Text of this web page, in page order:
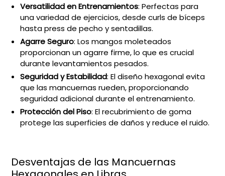
Versatilidad en Entrenamientos: Perfectas para
una variedad de ejercicios, desde curls de bíceps
hasta press de pecho y sentadillas.
Agarre Seguro: Los mangos moleteados
proporcionan un agarre firme, lo que es crucial
durante levantamientos pesados.
Seguridad y Estabilidad: El diseño hexagonal evita
que las mancuernas rueden, proporcionando
seguridad adicional durante el entrenamiento.
Protección del Piso: El recubrimiento de goma
protege las superficies de daños y reduce el ruido.
Desventajas de las Mancuernas